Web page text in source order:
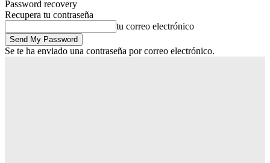
Password recovery
Recupera tu contraseña
tu correo electrónico
Se te ha enviado una contraseña por correo electrónico.